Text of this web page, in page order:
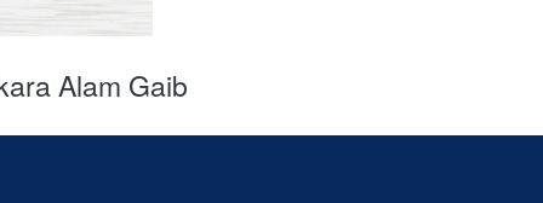
Alam Gaib